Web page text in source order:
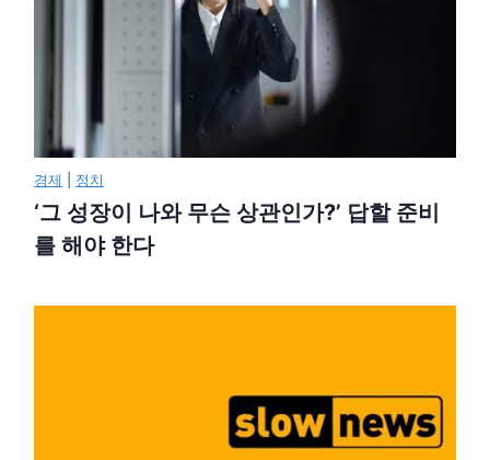
경제 정치
‘그 성장이 나와 무슨 상관인가?’ 답할 준비
를 해야 한다